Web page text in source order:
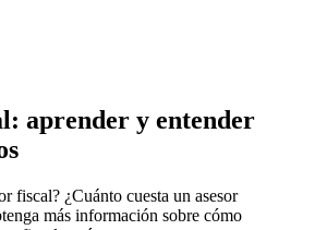
aprender y entender
fiscal? ¿Cuánto cuesta un asesor
más información sobre cómo